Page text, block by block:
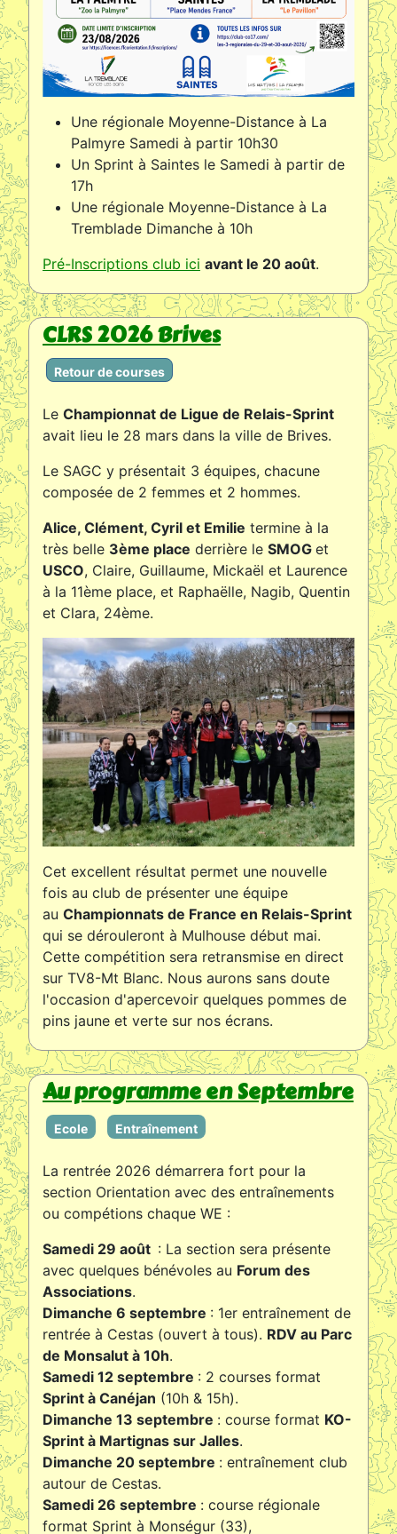
Une régionale Moyenne-Distance à La
Palmyre Samedi à partir 10h30
Un Sprint à Saintes le Samedi à partir de
17h
Une régionale Moyenne-Distance à La
Tremblade Dimanche à 10h
Pré-Inscriptions club ici avant le 20 août.
CLRS 2026 Brives
Retour de courses
Le Championnat de Ligue de Relais-Sprint
avait lieu le 28 mars dans la ville de Brives.
Le SAGC y présentait 3 équipes, chacune
composée de 2 femmes et 2 hommes.
Alice, Clément, Cyril et Emilie termine à la
très belle 3ème place derrière le SMOG et
USCO, Claire, Guillaume, Mickaël et Laurence
à la 11ème place, et Raphaëlle, Nagib, Quentin
et Clara, 24ème.
Cet excellent résultat permet une nouvelle
fois au club de présenter une équipe
au Championnats de France en Relais-Sprint
qui se dérouleront à Mulhouse début mai.
Cette compétition sera retransmise en direct
sur TV8-Mt Blanc. Nous aurons sans doute
l'occasion d'apercevoir quelques pommes de
pins jaune et verte sur nos écrans.
Au programme en Septembre
Ecole Entraînement
La rentrée 2026 démarrera fort pour la
section Orientation avec des entraînements
ou compétions chaque WE :
Samedi 29 août : La section sera présente
avec quelques bénévoles au Forum des
Associations.
Dimanche 6 septembre : 1er entraînement de
rentrée à Cestas (ouvert à tous). RDV au Parc
de Monsalut à 10h.
Samedi 12 septembre : 2 courses format
Sprint à Canéjan (10h & 15h).
Dimanche 13 septembre : course format KO-
Sprint à Martignas sur Jalles.
Dimanche 20 septembre : entraînement club
autour de Cestas.
Samedi 26 septembre : course régionale
format Sprint à Monségur (33),